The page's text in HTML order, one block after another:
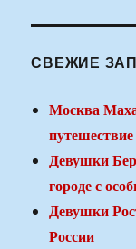
СВЕЖИЕ
Москва
Девушки
городе с
Девушки
России